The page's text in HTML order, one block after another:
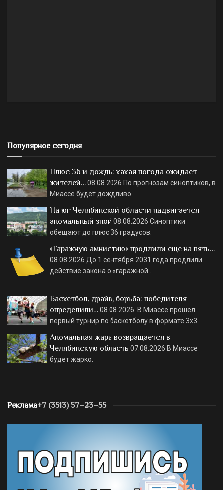
Популярное сегодня
Плюс 36 и дождь: какая погода ожидает
жителей…08.08.2026 По прогнозам синоптиков, в
Миассе будет дождливо.
На юг Челябинской области надвигается
аномальный зной 08.08.2026 Синоптики
обещают до плюс 36 градусов.
«Гаражную амнистию» продлили еще на пять…
08.08.2026 До 1 сентября 2031 года продлили
действие закона о «гаражной…
Баскетбол, драйв, борьба: победителя
определили…08.08.2026 В Миассе прошел
первый турнир по баскетболу в формате 3х3.
Аномальная жара возвращается в
Челябинскую область 07.08.2026 В Миассе
будет жарко.
Реклама+7 (3513) 57–23–55